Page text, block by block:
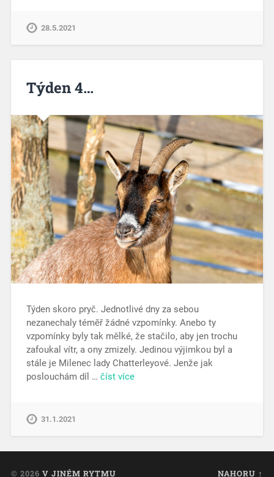
28.5.2021
Týden 4…
Týden skoro pryč. Jednotlivé dny za sebou
nezanechaly téměř žádné vzpomínky. Anebo ty
vzpomínky byly tak mělké, že stačilo, aby jen trochu
zafoukal vítr, a ony zmizely. Jedinou výjimkou byl a
stále je Milenec lady Chatterleyové. Jenže jak
poslouchám díl … číst více
31.1.2021
© 2026 V JINÉM RYTMU NAHORU ↑